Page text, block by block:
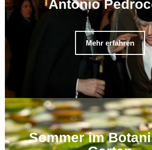
Antonio
Mehr erfahren
Sommer im